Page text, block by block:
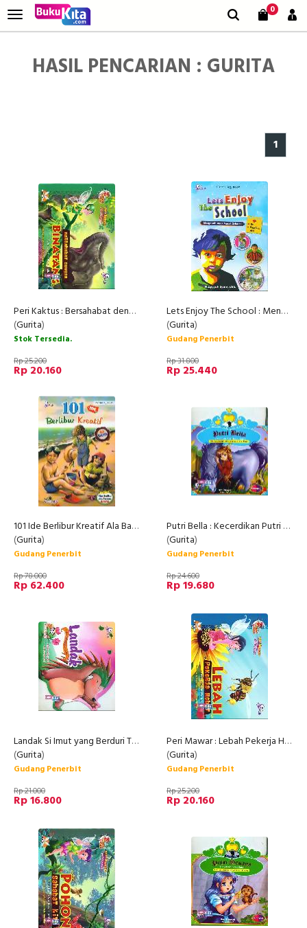
0
HASIL PENCARIAN : GURITA
1
Peri Kaktus : Bersahabat dengan Binatang
(Gurita)
Stok Tersedia.
Rp 25.200
Rp 20.160
Lets Enjoy The School : Mengawali Anak Masuk Sekolah (Parenting Book)
(Gurita)
Gudang Penerbit
Rp 31.800
Rp 25.440
101 Ide Berlibur Kreatif Ala Balita (Parenting Book)
(Gurita)
Gudang Penerbit
Rp 78.000
Rp 62.400
Putri Bella : Kecerdikan Putri dan Kudanya
(Gurita)
Gudang Penerbit
Rp 24.600
Rp 19.680
Landak Si Imut yang Berduri Tajam
(Gurita)
Gudang Penerbit
Rp 21.000
Rp 16.800
Peri Mawar : Lebah Pekerja Hebat
(Gurita)
Gudang Penerbit
Rp 25.200
Rp 20.160